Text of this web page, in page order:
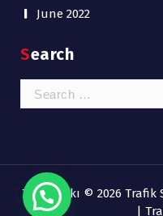
June 2022
Search
Search
for:
Telif hakkı © 2026 Trafik
|